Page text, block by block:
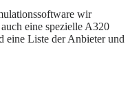
wir
eine spezielle A320
eine Liste der Anbieter und